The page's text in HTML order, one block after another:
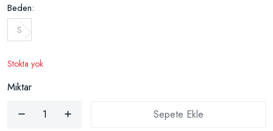
Beden:
S
Stokta yok
Miktar
Sepete Ekle